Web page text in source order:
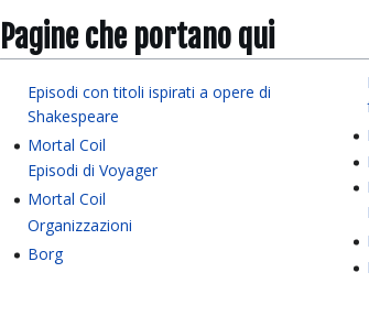
Pagine che portano qui
Episodi con titoli ispirati a opere di
Shakespeare
Mortal Coil
Episodi di Voyager
Mortal Coil
Organizzazioni
Borg